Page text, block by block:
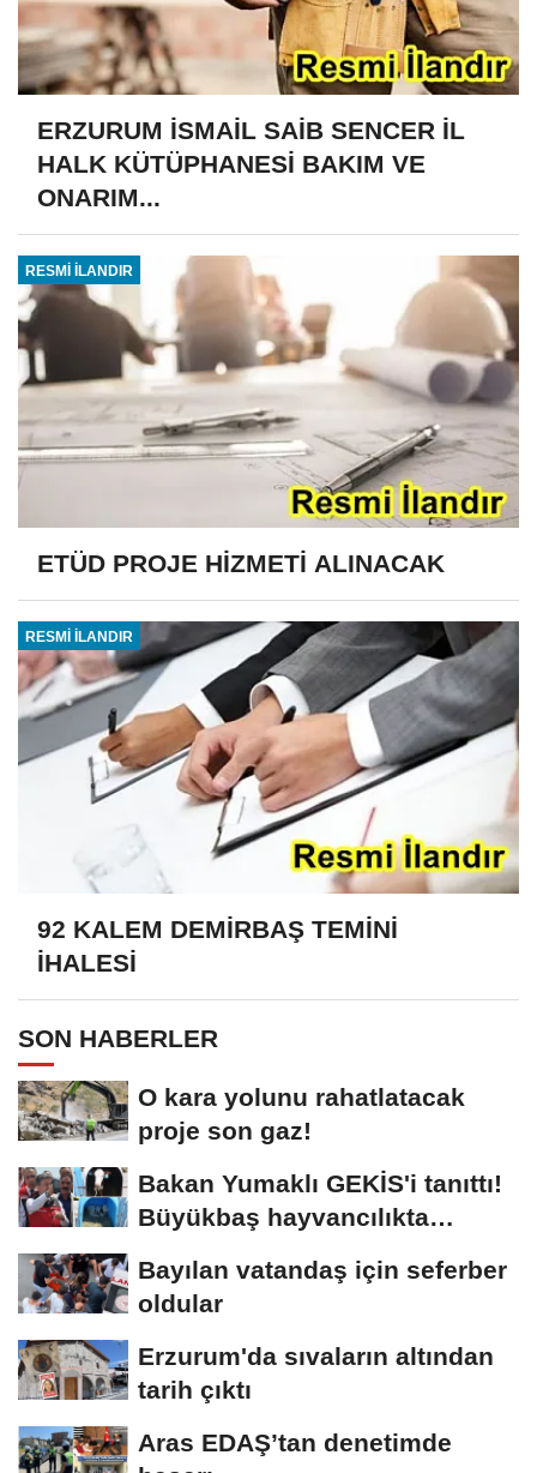
ERZURUM İSMAİL SAİB SENCER İL
HALK KÜTÜPHANESİ BAKIM VE
ONARIM...
RESMİ İLANDIR
ETÜD PROJE HİZMETİ ALINACAK
RESMİ İLANDIR
92 KALEM DEMİRBAŞ TEMİNİ
İHALESİ
SON HABERLER
O kara yolunu rahatlatacak
proje son gaz!
Bakan Yumaklı GEKİS'i tanıttı!
Büyükbaş hayvancılıkta
Bayılan vatandaş için seferber
oldular
Erzurum'da sıvaların altından
tarih çıktı
Aras EDAŞ’tan denetimde